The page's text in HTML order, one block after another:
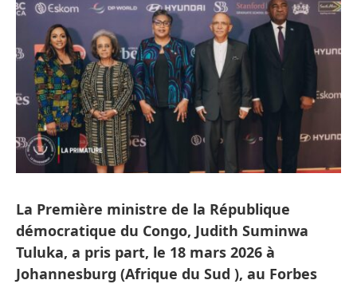
La Première ministre de la République
démocratique du Congo, Judith Suminwa
Tuluka, a pris part, le 18 mars 2026 à
Johannesburg (Afrique du Sud ), au Forbes